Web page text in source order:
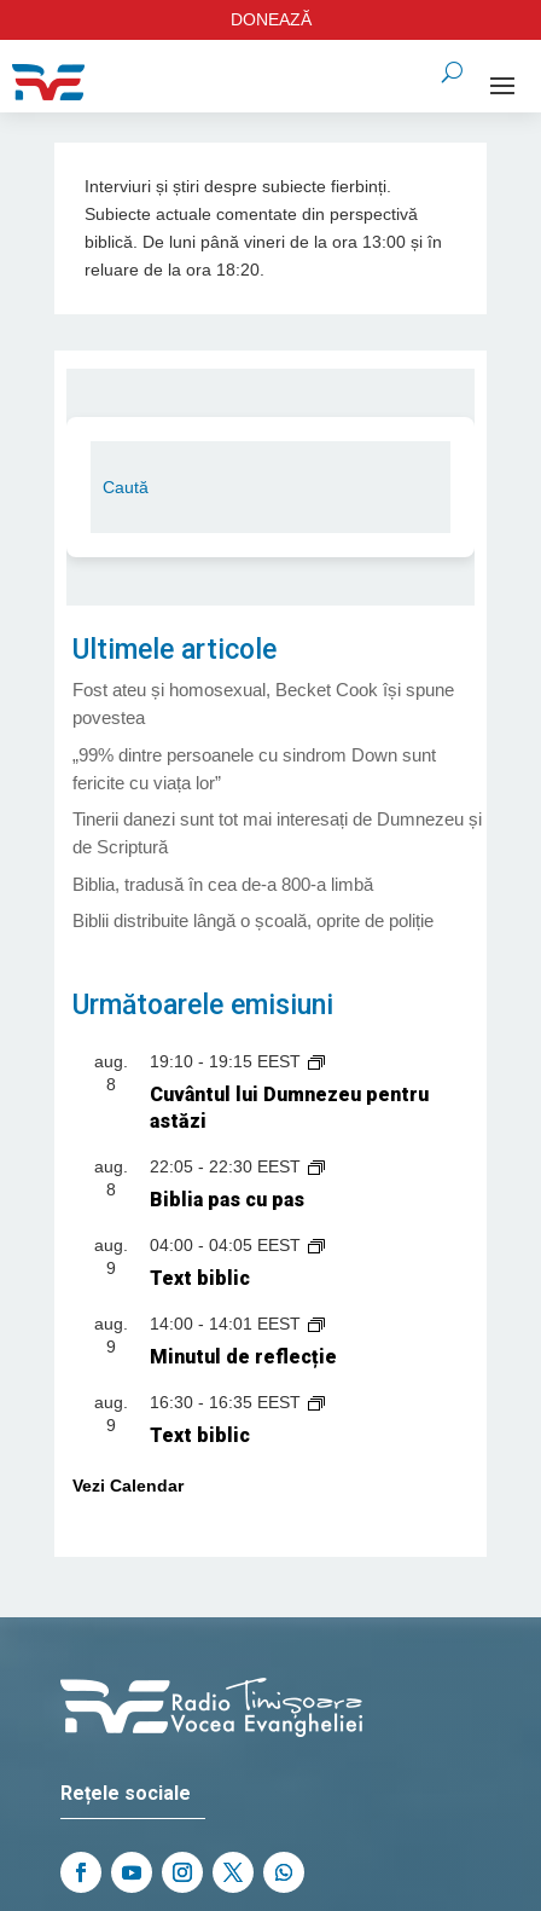
DONEAZĂ
Interviuri și știri despre subiecte fierbinți.
Subiecte actuale comentate din perspectivă
biblică. De luni până vineri de la ora 13:00 și în
reluare de la ora 18:20.
Ultimele articole
Fost ateu și homosexual, Becket Cook își spune
povestea
„99% dintre persoanele cu sindrom Down sunt
fericite cu viața lor”
Tinerii danezi sunt tot mai interesați de Dumnezeu și
de Scriptură
Biblia, tradusă în cea de-a 800-a limbă
Biblii distribuite lângă o școală, oprite de poliție
Următoarele emisiuni
aug.
8
19:10- 19:15 EEST
Cuvântul lui Dumnezeu pentru
astăzi
aug.
8
22:05- 22:30 EEST
Biblia pas cu pas
aug.
9
04:00- 04:05 EEST
Text biblic
aug.
9
14:00- 14:01 EEST
Minutul de reflecție
aug.
9
16:30- 16:35 EEST
Text biblic
Vezi Calendar
Rețele sociale